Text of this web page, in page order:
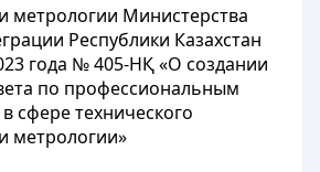
метрологии Министерства
Республики Казахстан
года № 405-НҚ «О создании
по профессиональным
сфере технического
метрологии»